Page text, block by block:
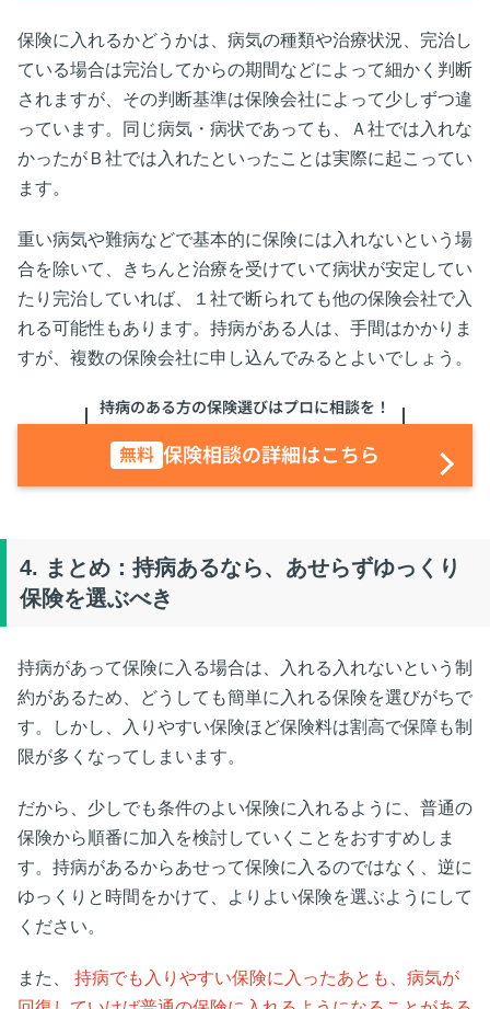
保険に入れるかどうかは、病気の種類や治療状況、完治し
ている場合は完治してからの期間などによって細かく判断
されますが、その判断基準は保険会社によって少しずつ違
っています。同じ病気・病状であっても、Ａ社では入れな
かったがＢ社では入れたといったことは実際に起こってい
ます。
重い病気や難病などで基本的に保険には入れないという場
合を除いて、きちんと治療を受けていて病状が安定してい
たり完治していれば、１社で断られても他の保険会社で入
れる可能性もあります。持病がある人は、手間はかかりま
すが、複数の保険会社に申し込んでみるとよいでしょう。
持病のある方の保険選びはプロに相談を！
無料 保険相談の詳細はこちら
4. まとめ：持病あるなら、あせらずゆっくり
保険を選ぶべき
持病があって保険に入る場合は、入れる入れないという制
約があるため、どうしても簡単に入れる保険を選びがちで
す。しかし、入りやすい保険ほど保険料は割高で保障も制
限が多くなってしまいます。
だから、少しでも条件のよい保険に入れるように、普通の
保険から順番に加入を検討していくことをおすすめしま
す。持病があるからあせって保険に入るのではなく、逆に
ゆっくりと時間をかけて、よりよい保険を選ぶようにして
ください。
また、 持病でも入りやすい保険に入ったあとも、病気が